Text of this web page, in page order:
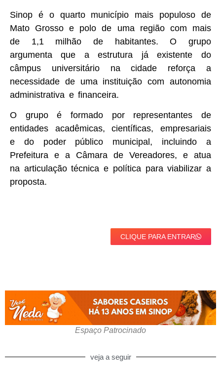
Sinop é o quarto município mais populoso de
Mato Grosso e polo de uma região com mais
de 1,1 milhão de habitantes. O grupo
argumenta que a estrutura já existente do
câmpus universitário na cidade reforça a
necessidade de uma instituição com autonomia
administrativa e financeira.
O grupo é formado por representantes de
entidades acadêmicas, científicas, empresariais
e do poder público municipal, incluindo a
Prefeitura e a Câmara de Vereadores, e atua
na articulação técnica e política para viabilizar a
proposta.
CLIQUE PARA ENTRAR
Espaço Patrocinado
veja a seguir